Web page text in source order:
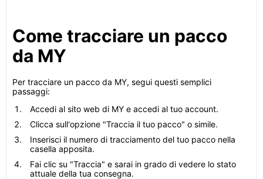
Come tracciare un pacco
da MY
Per tracciare un pacco da MY, segui questi semplici
passaggi:
Accedi al sito web di MY e accedi al tuo account.
Clicca sull'opzione "Traccia il tuo pacco" o simile.
Inserisci il numero di tracciamento del tuo pacco nella
casella apposita.
Fai clic su "Traccia" e sarai in grado di vedere lo stato
attuale della tua consegna.